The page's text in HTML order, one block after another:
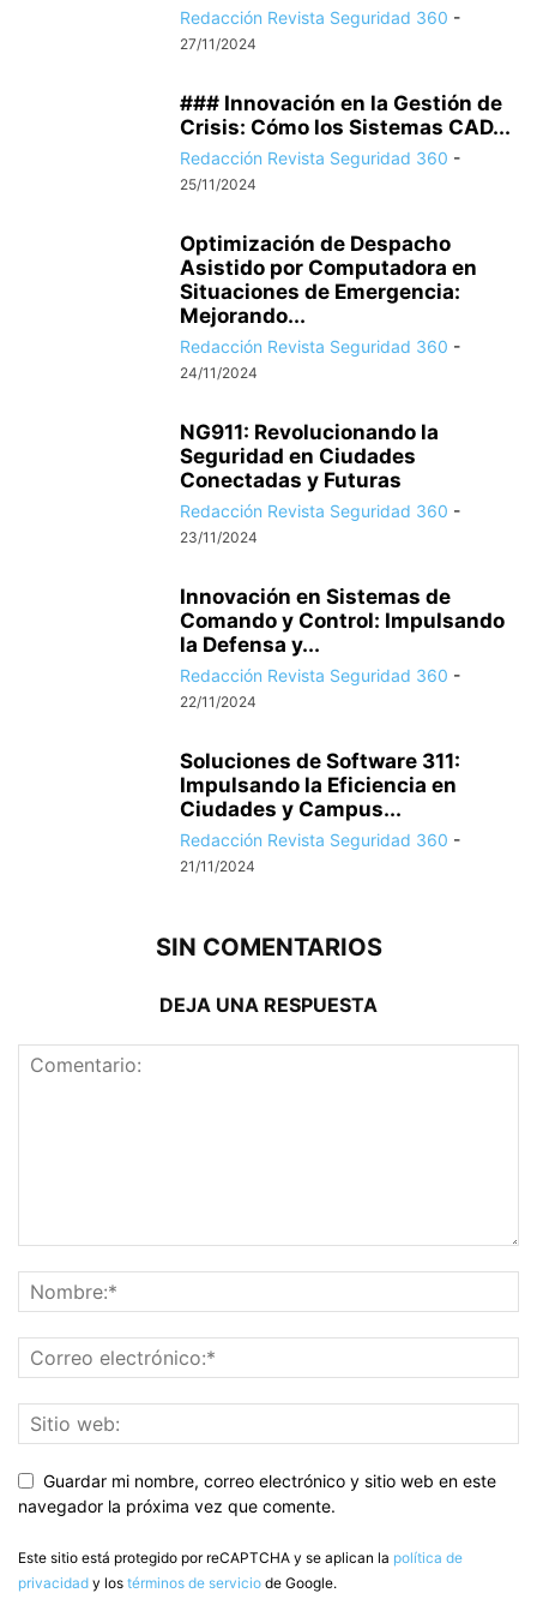
Redacción Revista Seguridad 360 -
27/11/2024
### Innovación en la Gestión de
Crisis: Cómo los Sistemas CAD...
Redacción Revista Seguridad 360 -
25/11/2024
Optimización de Despacho
Asistido por Computadora en
Situaciones de Emergencia:
Mejorando...
Redacción Revista Seguridad 360 -
24/11/2024
NG911: Revolucionando la
Seguridad en Ciudades
Conectadas y Futuras
Redacción Revista Seguridad 360 -
23/11/2024
Innovación en Sistemas de
Comando y Control: Impulsando
la Defensa y...
Redacción Revista Seguridad 360 -
22/11/2024
Soluciones de Software 311:
Impulsando la Eficiencia en
Ciudades y Campus...
Redacción Revista Seguridad 360 -
21/11/2024
SIN COMENTARIOS
DEJA UNA RESPUESTA
Guardar mi nombre, correo electrónico y sitio web en este
navegador la próxima vez que comente.
Este sitio está protegido por reCAPTCHA y se aplican la política de
privacidad y los términos de servicio de Google.